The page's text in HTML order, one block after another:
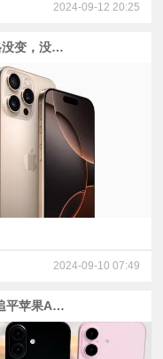
2024-09-12 20:25
5999元起，iPhone 16系列发布：价格没变，没40W快充，但有抗反射镜头涂层
2024-09-10 07:49
MTK Yes？爆料称天玑9400单核性能追平苹果A17 Pro；iPhone 16五色机模：蓝/绿/粉/白/黑